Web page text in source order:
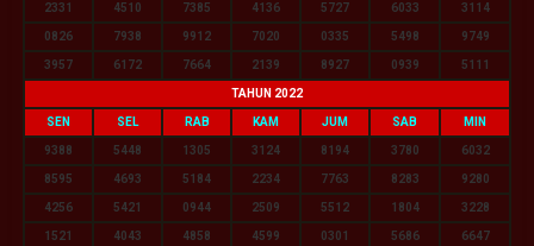
2331 4510 7385 4136 5727 6033 3114
0826 7938 9912 7020 0335 5498 9749
3957 6172 7664 2139 8927 0939 5111
TAHUN 2022
SEN SEL RAB KAM JUM SAB MIN
9388 5448 1305 3124 8194 3780 6032
8595 4693 5184 2234 7763 8283 9280
4256 5421 0944 2509 5512 1804 3228
1521 4043 4858 4599 0301 5686 6647